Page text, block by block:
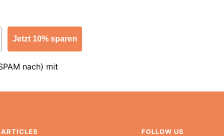
Jetzt 10% sparen
nach) mit
FOLLOW US